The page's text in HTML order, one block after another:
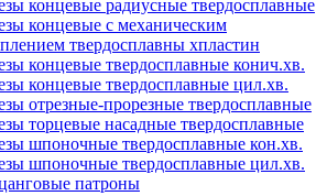
концевые радиусные твердосплавные
концевые с механическим
твердосплавны хпластин
концевые твердосплавные конич.хв.
концевые твердосплавные цил.хв.
отрезные-прорезные твердосплавные
торцевые насадные твердосплавные
шпоночные твердосплавные кон.хв.
шпоночные твердосплавные цил.хв.
патроны